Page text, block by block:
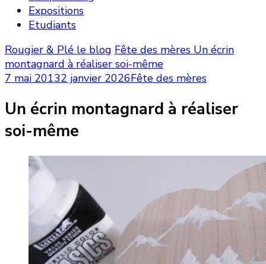
Expositions
Etudiants
Rougier & Plé le blog Fête des mères Un écrin
montagnard à réaliser soi-même
7 mai 20132 janvier 2026Fête des mères
Un écrin montagnard à réaliser
soi-même